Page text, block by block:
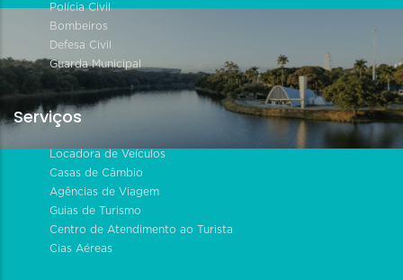
Polícia Civil
Bombeiros
Defesa Civil
Guarda Municipal
Serviços
Locadora de Veículos
Casas de Câmbio
Agências de Viagem
Guias de Turismo
Centro de Atendimento ao Turista
Cias Aéreas